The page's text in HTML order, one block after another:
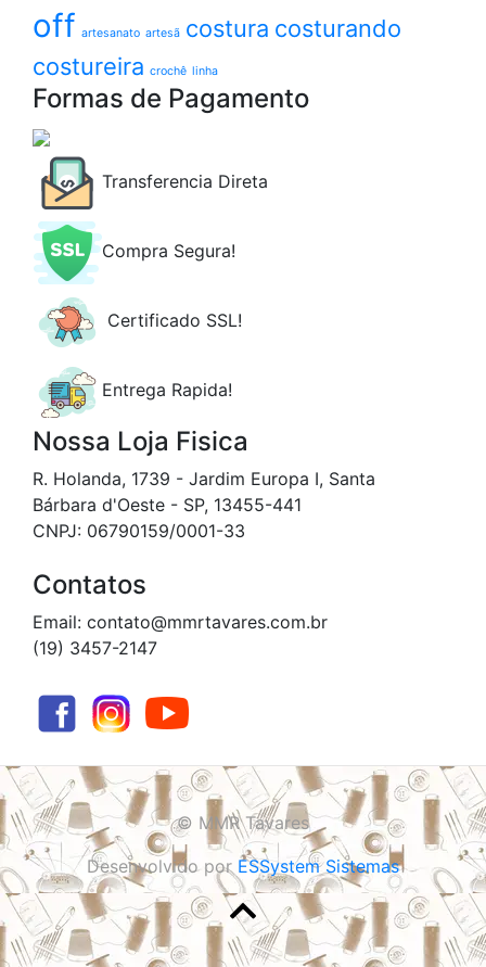
off artesanato artesã costura costurando
costureira crochê linha
Formas de Pagamento
Transferencia Direta
Compra Segura!
Certificado SSL!
Entrega Rapida!
Nossa Loja Fisica
R. Holanda, 1739 - Jardim Europa I, Santa
Bárbara d'Oeste - SP, 13455-441
CNPJ: 06790159/0001-33
Contatos
Email: contato@mmrtavares.com.br
(19) 3457-2147
© MMR Tavares
Desenvolvido por ESSystem Sistemas